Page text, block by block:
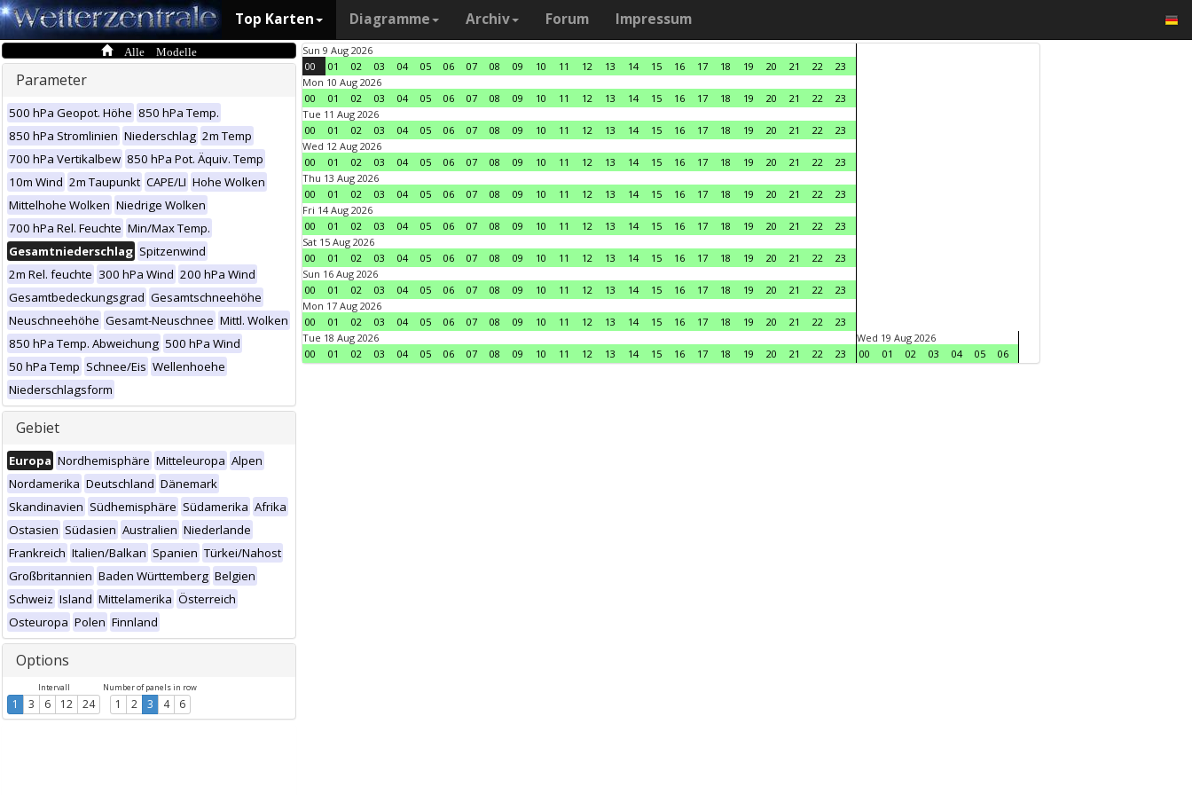
Top Karten Diagramme Archiv Forum Impressum
Alle Modelle
Parameter
500 hPa Geopot. Höhe 850 hPa Temp.
850 hPa Stromlinien Niederschlag 2m Temp
700 hPa Vertikalbew 850 hPa Pot. Äquiv. Temp
10m Wind 2m Taupunkt CAPE/LI Hohe Wolken
Mittelhohe Wolken Niedrige Wolken
700 hPa Rel. Feuchte Min/Max Temp.
Gesamtniederschlag Spitzenwind
2m Rel. feuchte 300 hPa Wind 200 hPa Wind
Gesamtbedeckungsgrad Gesamtschneehöhe
Neuschneehöhe Gesamt-Neuschnee Mittl. Wolken
850 hPa Temp. Abweichung 500 hPa Wind
50 hPa Temp Schnee/Eis Wellenhoehe
Niederschlagsform
Gebiet
Europa Nordhemisphäre Mitteleuropa Alpen
Nordamerika Deutschland Dänemark
Skandinavien Südhemisphäre Südamerika Afrika
Ostasien Südasien Australien Niederlande
Frankreich Italien/Balkan Spanien Türkei/Nahost
Großbritannien Baden Württemberg Belgien
Schweiz Island Mittelamerika Österreich
Osteuropa Polen Finnland
Options
Intervall
1 3 6 12 24
Number of panels in row
1 2 3 4 6
Sun 9 Aug 2026
00
01 02 03 04 05 06 07 08 09 10 11 12 13 14 15 16 17 18 19 20 21 22
23
Mon 10 Aug 2026
00
01 02 03 04 05 06 07 08 09 10 11 12 13 14 15 16 17 18 19 20 21 22
23
Tue 11 Aug 2026
00
01 02 03 04 05 06 07 08 09 10 11 12 13 14 15 16 17 18 19 20 21 22
23
Wed 12 Aug 2026
00
01 02 03 04 05 06 07 08 09 10 11 12 13 14 15 16 17 18 19 20 21 22
23
Thu 13 Aug 2026
00
01 02 03 04 05 06 07 08 09 10 11 12 13 14 15 16 17 18 19 20 21 22
23
Fri 14 Aug 2026
00
01 02 03 04 05 06 07 08 09 10 11 12 13 14 15 16 17 18 19 20 21 22
23
Sat 15 Aug 2026
00
01 02 03 04 05 06 07 08 09 10 11 12 13 14 15 16 17 18 19 20 21 22
23
Sun 16 Aug 2026
00
01 02 03 04 05 06 07 08 09 10 11 12 13 14 15 16 17 18 19 20 21 22
23
Mon 17 Aug 2026
00
01 02 03 04 05 06 07 08 09 10 11 12 13 14 15 16 17 18 19 20 21 22
23
Tue 18 Aug 2026
00
01 02 03 04 05 06 07 08 09 10 11 12 13 14 15 16 17 18 19 20 21 22 23
Wed 19 Aug 2026
00
01 02 03 04 05 06